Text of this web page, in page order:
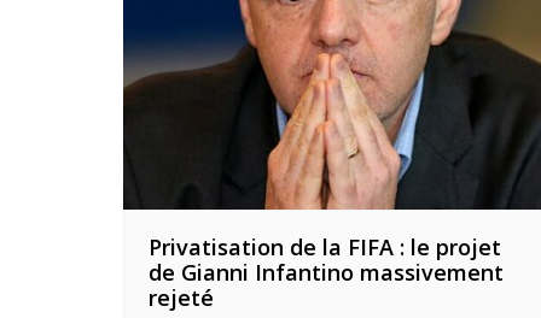
Privatisation de la FIFA : le projet
de Gianni Infantino massivement
rejeté